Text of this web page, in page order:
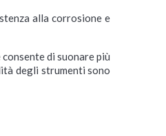
alla corrosione e
di suonare più
degli strumenti sono